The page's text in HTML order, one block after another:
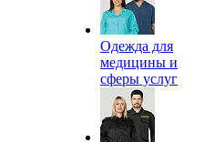
Одежда для
медицины и
сферы услуг